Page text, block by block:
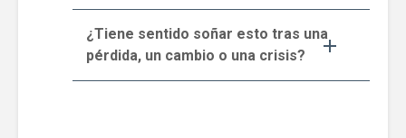
¿Tiene sentido soñar esto tras una
pérdida, un cambio o una crisis?